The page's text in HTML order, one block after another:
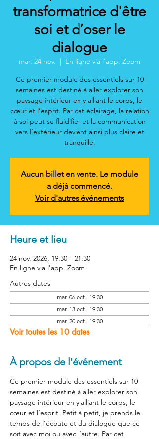
transformatrice d'être
soi et d’oser le
dialogue
mar. 24 nov.
  |
En ligne via l'app. Zoom
Ce premier module des essentiels sur 10
semaines est destiné à aller explorer son
paysage intérieur en y alliant le corps, le
cœur et l’esprit. Par cet éclairage, la relation
à soi peut se fluidifier et la communication
vers l’extérieur devient ainsi plus claire et
tranquille.
Aucun billet en vente. Le module
a déjà commencé.
Voir d'autres événements
Heure et lieu
24 nov. 2026, 19:30 – 21:30
En ligne via l'app. Zoom
Autres dates
mar. 06 oct., 19:30
mar. 13 oct., 19:30
mar. 20 oct., 19:30
Voir toutes les 10 dates
À propos de l'événement
Ce premier module des essentiels sur 10
semaines est destiné à aller explorer son
paysage intérieur en y alliant le corps, le
cœur et l’esprit. Petit à petit, je prends le
temps de l’écoute et du dialogue que ce
soit avec moi ou avec l’autre. Par cet